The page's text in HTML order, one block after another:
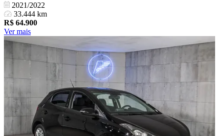
2021/2022
33.444 km
R$ 64.900
Ver mais